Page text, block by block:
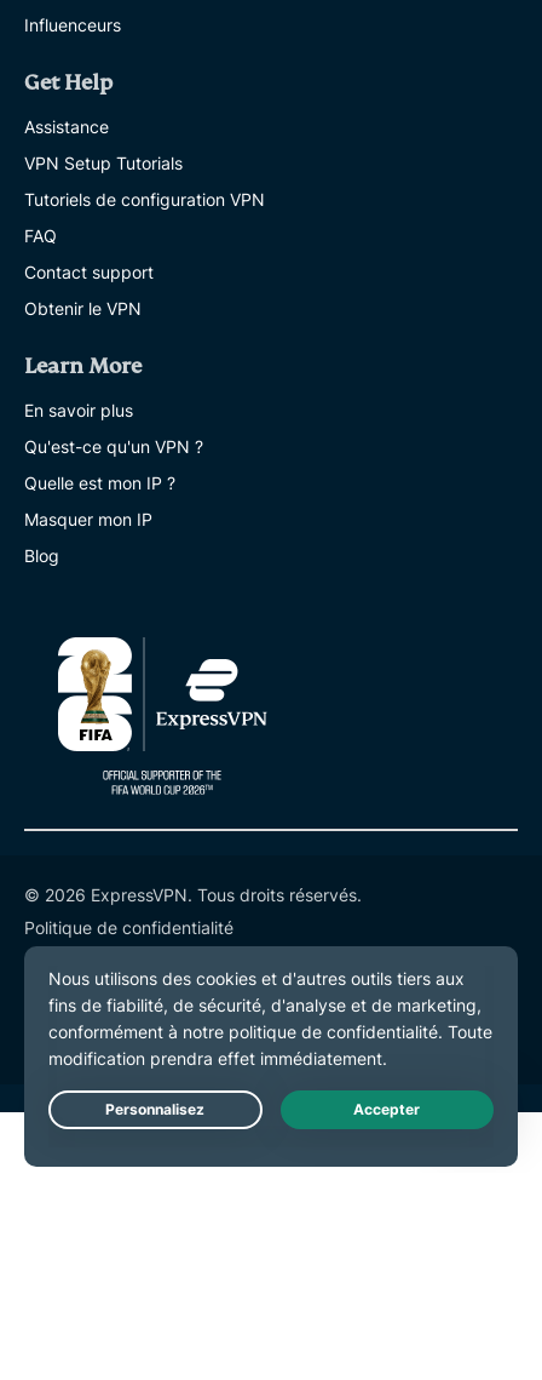
Influenceurs
Get Help
Assistance
VPN Setup Tutorials
Tutoriels de configuration VPN
FAQ
Contact support
Obtenir le VPN
Learn More
En savoir plus
Qu'est-ce qu'un VPN ?
Quelle est mon IP ?
Masquer mon IP
Blog
© 2026 ExpressVPN. Tous droits réservés.
Politique de confidentialité
Conditions de service
Préférences de cookies
Live Chat